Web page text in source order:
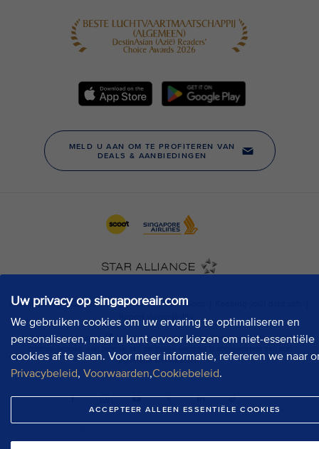
Uw privacy op singaporeair.com
We gebruiken cookies om uw ervaring te optimaliseren en
personaliseren, maar u kunt ervoor kiezen om niet-essentiële
cookies af te slaan. Voor meer informatie, refereren we naar
Privacybeleid, Voorwaarden,Cookiebeleid.
ACCEPTEER ALLEEN ESSENTIËLE COOKIES